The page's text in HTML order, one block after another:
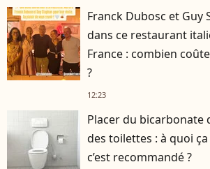
Franck Dubosc et Guy
dans ce restaurant
France : combien
?
12:23
Placer du bicarbonate
des toilettes : à quoi
c’est recommandé ?